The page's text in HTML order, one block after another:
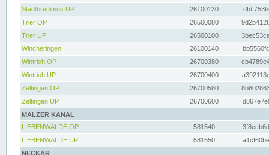
Stadtbredimus UP
26100130
Trier OP
26500080
Trier UP
26500100
Wincheringen
26100140
Wintrich OP
26700380
Wintrich UP
26700400
Zeltingen OP
26700580
Zeltingen UP
26700600
MALZER KANAL
LIEBENWALDE OP
581540
LIEBENWALDE UP
581550
NECKAR